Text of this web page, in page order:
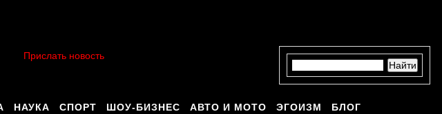
Прислать новость
НАУКА СПОРТ ШОУ-БИЗНЕС АВТО И МОТО ЭГОИЗМ БЛОГ